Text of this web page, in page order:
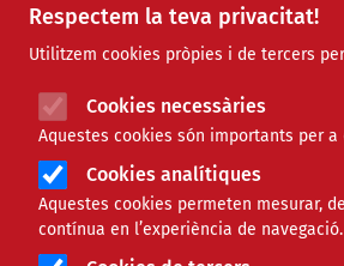
Respectem la teva privacitat!
Utilitzem cookies pròpies i de tercers
Cookies necessàries
Aquestes cookies són importants per
Cookies analítiques
Aquestes cookies permeten mesurar,
contínua en l’experiència de navegació.